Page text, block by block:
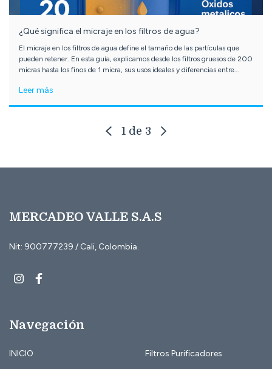
¿Qué significa el micraje en los filtros de agua?
El micraje en los filtros de agua define el tamaño de las partículas que
pueden retener. En esta guía, explicamos desde los filtros gruesos de 200
micras hasta los finos de 1 micra, sus usos ideales y diferencias entre
tamaños y conexiones de carcasas comunes para ayudarte a elegir la
Leer más
1 de 3
MERCADEO VALLE S.A.S
Nit: 900777239 / Cali, Colombia.
Navegación
INICIO Filtros Purificadores